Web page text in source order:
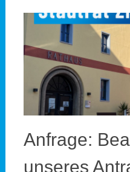
Anfrage:
unseres